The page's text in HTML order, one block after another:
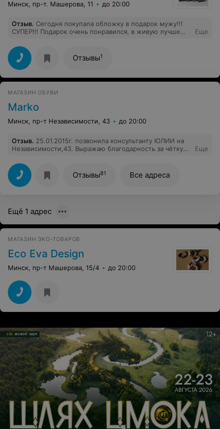
Минск, пр-т. Машерова, 11 до 20:00
Отзыв. Сегодня покупала обложку в подарок мужу!!!
СУПЕР!!! Подарок очень понравился, в живую лучше
СПАСИБО!!!!!!
Еще
Отзывы1
МАГАЗИН ОБУВИ
Marko
Минск, пр-т Независимости, 43 до 20:00
Отзыв. 25.01.2015г. позвонила консультанту ЮЛИИ на
Независимости,43. Выражаю благодарность за чёткую
обратить внимание руководства МАРКО на работу этой
замечательной сотрудницы. Спасибо.
Еще
Отзывы81 Все адреса
Ещё 1 адрес
МАГАЗИН ЭКО-ТОВАРОВ
Eco Eva Design
Минск, пр-т Машерова, 15/4 до 20:00